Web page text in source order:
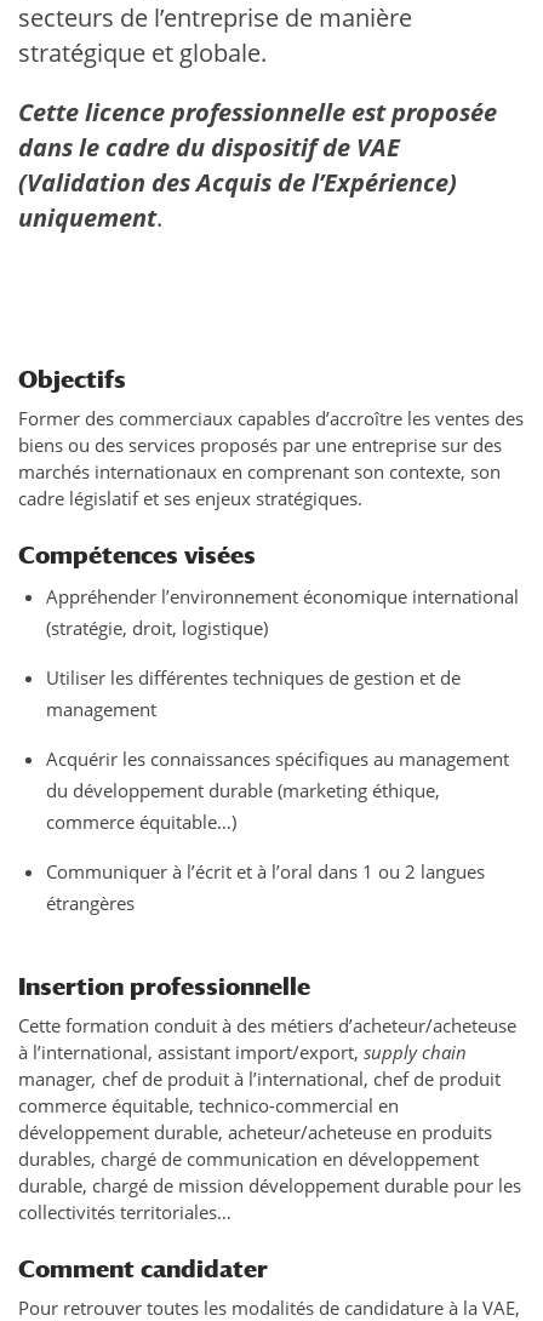
secteurs de l’entreprise de manière
stratégique et globale.
Cette licence professionnelle est proposée
dans le cadre du dispositif de VAE
(Validation des Acquis de l’Expérience)
uniquement.
Objectifs
Former des commerciaux capables d’accroître les ventes des
biens ou des services proposés par une entreprise sur des
marchés internationaux en comprenant son contexte, son
cadre législatif et ses enjeux stratégiques.
Compétences visées
Appréhender l’environnement économique international
(stratégie, droit, logistique)
Utiliser les différentes techniques de gestion et de
management
Acquérir les connaissances spécifiques au management
du développement durable (marketing éthique,
commerce équitable…)
Communiquer à l’écrit et à l’oral dans 1 ou 2 langues
étrangères
Insertion professionnelle
Cette formation conduit à des métiers d’acheteur/acheteuse
à l’international, assistant import/export, supply chain
manager, chef de produit à l’international, chef de produit
commerce équitable, technico-commercial en
développement durable, acheteur/acheteuse en produits
durables, chargé de communication en développement
durable, chargé de mission développement durable pour les
collectivités territoriales…
Comment candidater
Pour retrouver toutes les modalités de candidature à la VAE,